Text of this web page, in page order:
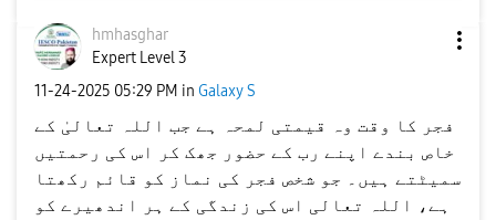
hmhasghar
Expert Level 3
‎11-24-2025 05:29 PM in Galaxy S
فجر کا وقت وہ قیمتی لمحہ ہے جب اللہ تعالیٰ کے
خاص بندے اپنے رب کے حضور جھک کر اس کی رحمتیں
سمیٹتے ہیں۔ جو شخص فجر کی نماز کو قائم رکھتا
ہے، اللہ تعالی اس کی زندگی کے ہر اندھیرے کو